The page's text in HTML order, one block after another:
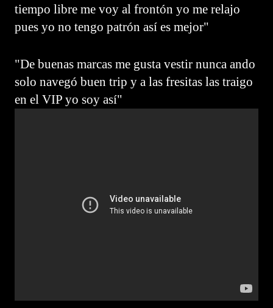
tiempo libre me voy al frontón yo me relajo
pues yo no tengo patrón así es mejor"
"De buenas marcas me gusta vestir nunca ando
solo navegó buen trip y a las fresitas las traigo
en el VIP yo soy así"